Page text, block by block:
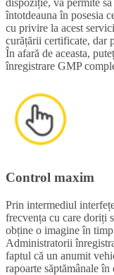
întotdeauna în posesia
cu privire la acest
curățării certificate, dar
În afară de aceasta,
înregistrare GMP
Control maxim
Prin intermediul
frecvența cu care doriți
obține o imagine în
Administratorii
faptul că un anumit
rapoarte săptămânale în